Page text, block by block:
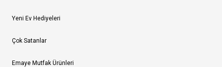
Yeni Ev Hediyeleri
Çok Satanlar
Emaye Mutfak Ürünleri